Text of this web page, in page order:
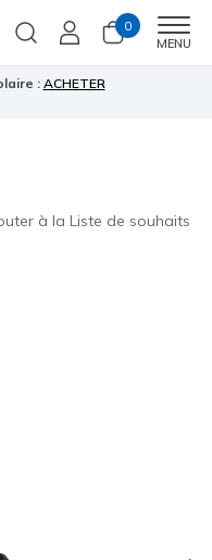
0
MENU
: ACHETER
à la Liste de souhaits